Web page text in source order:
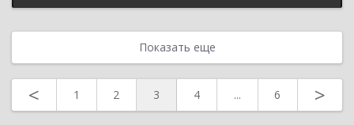
Показать еще
< 1 2 3 4 ... 6 >